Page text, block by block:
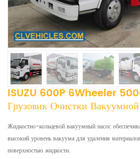
ISUZU 600P 6Wheeler
Грузовик Очистки
Жидкостно-кольцевой вакуумный насос
высокий уровень вакуума для удаления
поверхностью жидкости.